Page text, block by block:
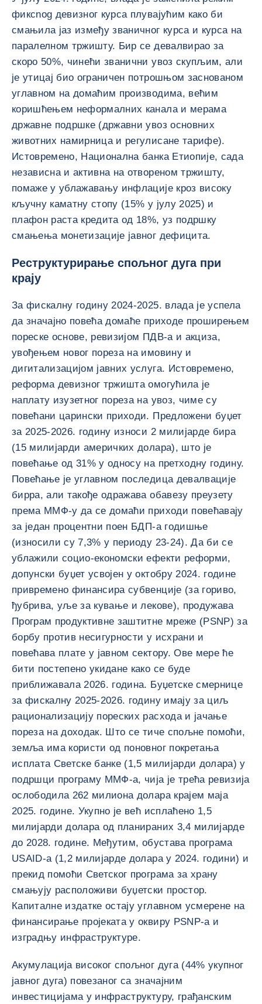
фиксnog девизног курса плувајућим како би
смањила јаз између званичног курса и курса на
паралелном тржишту. Бир се девалвирао за
скоро 50%, чинећи званични увоз скупљим, али
је утицај био ограничен потрошњом заснованом
углавном на домаћим производима, већим
коришћењем неформалних канала и мерама
државне подршке (државни увоз основних
животних намирница и регулисане тарифе).
Истовремено, Национална банка Етиопије, сада
независна и активна на отвореном тржишту,
помаже у ублажавању инфлације кроз високу
кључну каматну стопу (15% у јулу 2025) и
плафон раста кредита од 18%, уз подршку
смањења монетизације јавног дефицита.
Реструктурирање спољног дуга при
крају
За фискалну годину 2024-2025. влада је успела
да значајно повећа домаће приходе проширењем
пореске основе, ревизијом ПДВ-а и акциза,
увођењем новог пореза на имовину и
дигитализацијом јавних услуга. Истовремено,
реформа девизног тржишта омогућила је
наплату изузетног пореза на увоз, чиме су
повећани царински приходи. Предложени буџет
за 2025-2026. годину износи 2 милијарде бира
(15 милијарди америчких долара), што је
повећање од 31% у односу на претходну годину.
Повећање је углавном последица девалвације
бирра, али такође одражава обавезу преузету
према ММФ-у да се домаћи приходи повећавају
за један процентни поен БДП-а годишње
(износили су 7,3% у периоду 23-24). Да би се
ублажили социо-економски ефекти реформи,
допунски буџет усвојен у октобру 2024. године
привремено финансира субвенције (за гориво,
ђубрива, уље за кување и лекове), продужава
Програм продуктивне заштитне мреже (PSNP) за
борбу против несигурности у исхрани и
повећава плате у јавном сектору. Ове мере ће
бити постепено укидане како се буде
приближавала 2026. година. Буџетске смернице
за фискалну 2025-2026. годину имају за циљ
рационализацију пореских расхода и јачање
пореза на доходак. Што се тиче спољне помоћи,
земља има користи од поновног покретања
исплата Светске банке (1,5 милијарди долара) у
подршци програму ММФ-а, чија је трећа ревизија
ослободила 262 милиона долара крајем маја
2025. године. Укупно је већ исплаћено 1,5
милијарди долара од планираних 3,4 милијарде
до 2028. године. Међутим, обустава програма
USAID-а (1,2 милијарде долара у 2024. години) и
прекид помоћи Светског програма за храну
смањују расположиви буџетски простор.
Капиталне издатке остају углавном усмерене на
финансирање пројеката у оквиру PSNP-а и
изградњу инфраструктуре.
Акумулација високог спољног дуга (44% укупног
јавног дуга) повезаног са значајним
инвестицијама у инфраструктуру, грађанским